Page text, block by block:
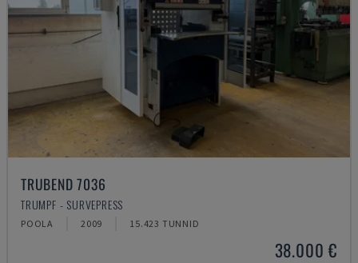
TRUBEND 7036
TRUMPF - SURVEPRESS
POOLA 2009 15.423 TUNNID
38.000 €